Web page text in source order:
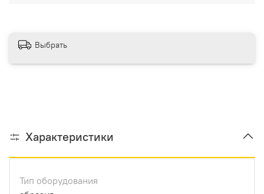
Выбрать
Характеристики
Тип оборудования